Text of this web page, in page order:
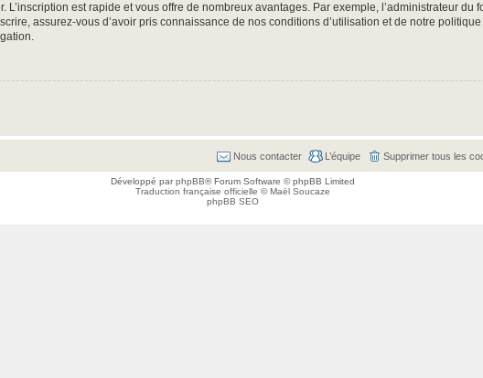
est rapide et vous offre de nombreux avantages. Par exemple, l’administrateur du
assurez-vous d’avoir pris connaissance de nos conditions d’utilisation et de notre
Supprimer tous les
L’équipe
Nous contacter
Développé parphpBB® Forum Software © phpBB Limited
Traduction française officielle ©Maël Soucaze
phpBB SEO